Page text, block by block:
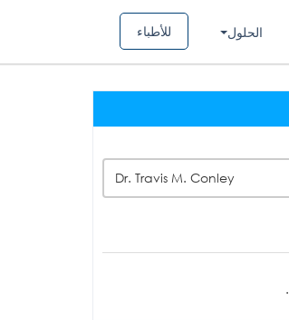
للأطباء الحلول
Dr. Travis M. Conley